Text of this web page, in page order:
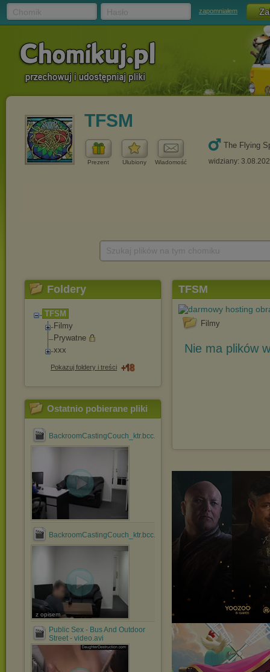
zapomniałem
TFSM
Prezent Ulubiony Wiadomość
The Flying
widziany:
Foldery
TFSM
Filmy
Prywatne
xxx
Pokazuj foldery i treści
Ostatnio pobierane pliki
BackroomCastingCouch_ktr.bcc.e158.gina.and.journey.wmv
BackroomCastingCouch_ktr.bcc.e178.ania.wmv
z opisem
Public Sex - Bus And Outdoor
Street - video.avi
TFSM
Filmy
Nie ma plików